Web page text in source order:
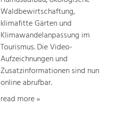
Waldbewirtschaftung,
klimafitte Gärten und
Klimawandelanpassung im
Tourismus. Die Video-
Aufzeichnungen und
Zusatzinformationen sind nun
online abrufbar.
read more »